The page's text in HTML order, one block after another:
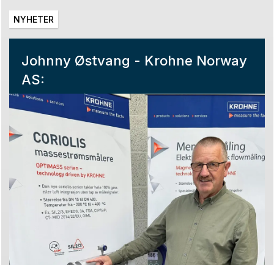
NYHETER
Johnny Østvang - Krohne Norway
AS: